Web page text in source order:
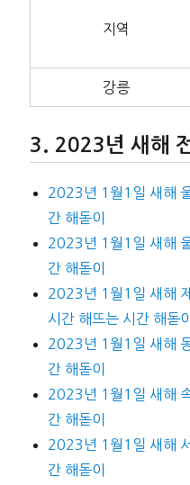
지역
강릉
2023년 새해
2023년 1월1일 새해
간 해돋이
2023년 1월1일 새해
간 해돋이
2023년 1월1일 새해
시간 해뜨는 시간 해돋이
2023년 1월1일 새해
간 해돋이
2023년 1월1일 새해
간 해돋이
2023년 1월1일 새해
간 해돋이